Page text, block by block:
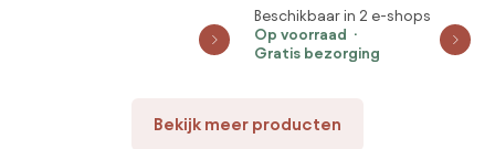
RVS regendouche opbouw
30cm met 3 standen
handdouche
Beschikbaar in 2 e-shops
Op voorraad
Gratis bezorging
Bekijk meer producten